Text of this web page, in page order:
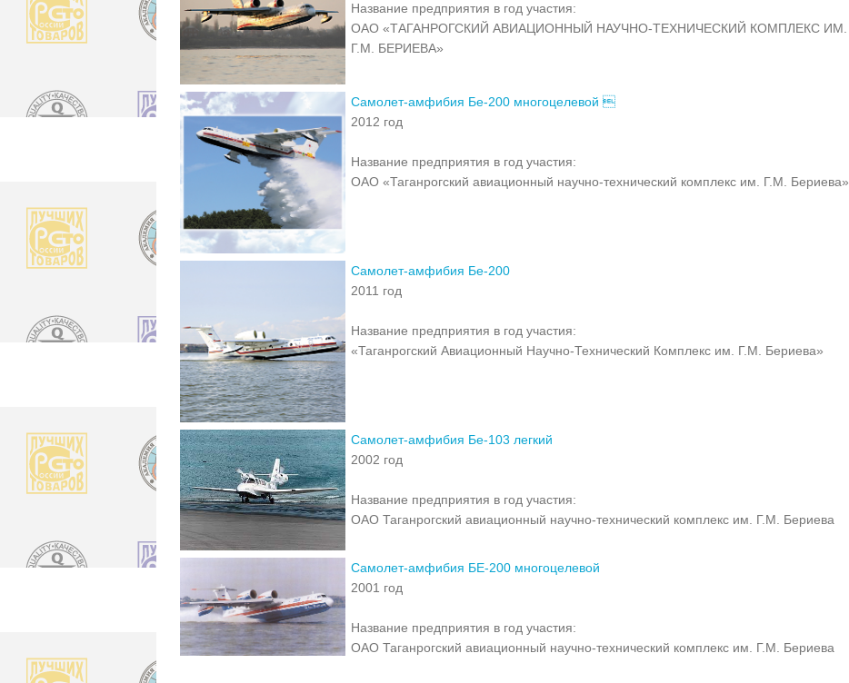
Название предприятия в год участия:
ОАО «ТАГАНРОГСКИЙ АВИАЦИОННЫЙ НАУЧНО-ТЕХНИЧЕСКИЙ КОМПЛЕКС ИМ.
Г.М. БЕРИЕВА»
Самолет-амфибия Бе-200 многоцелевой 
2012 год
Название предприятия в год участия:
ОАО «Таганрогский авиационный научно-технический комплекс им. Г.М. Бериева»
Самолет-амфибия Бе-200
2011 год
Название предприятия в год участия:
«Таганрогский Авиационный Научно-Технический Комплекс им. Г.М. Бериева»
Самолет-амфибия Бе-103 легкий
2002 год
Название предприятия в год участия:
ОАО Таганрогский авиационный научно-технический комплекс им. Г.М. Бериева
Самолет-амфибия БЕ-200 многоцелевой
2001 год
Название предприятия в год участия:
ОАО Таганрогский авиационный научно-технический комплекс им. Г.М. Бериева